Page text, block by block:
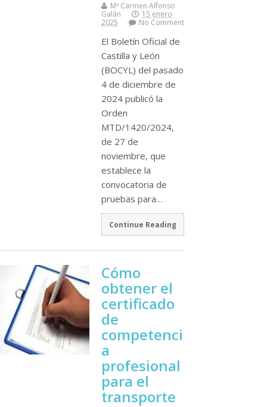
Mª Carmen Alfonso
Galán
15 enero
2025
No Comment
El Boletín Oficial de
Castilla y León
(BOCYL) del pasado
4 de diciembre de
2024 publicó la
Orden
MTD/1420/2024,
de 27 de
noviembre, que
establece la
convocatoria de
pruebas para…
Continue Reading
Cómo
obtener el
certificado
de
competenci
a
profesional
para el
transporte